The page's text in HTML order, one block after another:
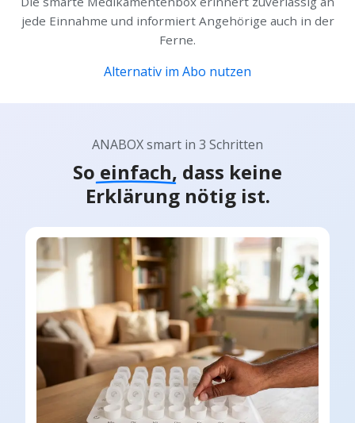
jede Einnahme und informiert Angehörige auch in der
Ferne.
Alternativ im Abo nutzen
ANABOX smart in 3 Schritten
So einfach, dass keine
Erklärung nötig ist.